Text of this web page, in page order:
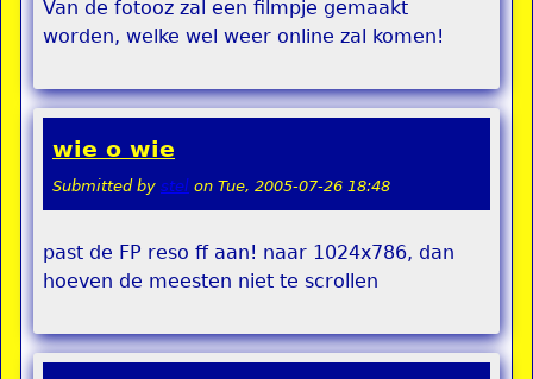
Van de fotooz zal een filmpje gemaakt
worden, welke wel weer online zal komen!
wie o wie
Submitted by stel on Tue, 2005-07-26 18:48
past de FP reso ff aan! naar 1024x786, dan
hoeven de meesten niet te scrollen